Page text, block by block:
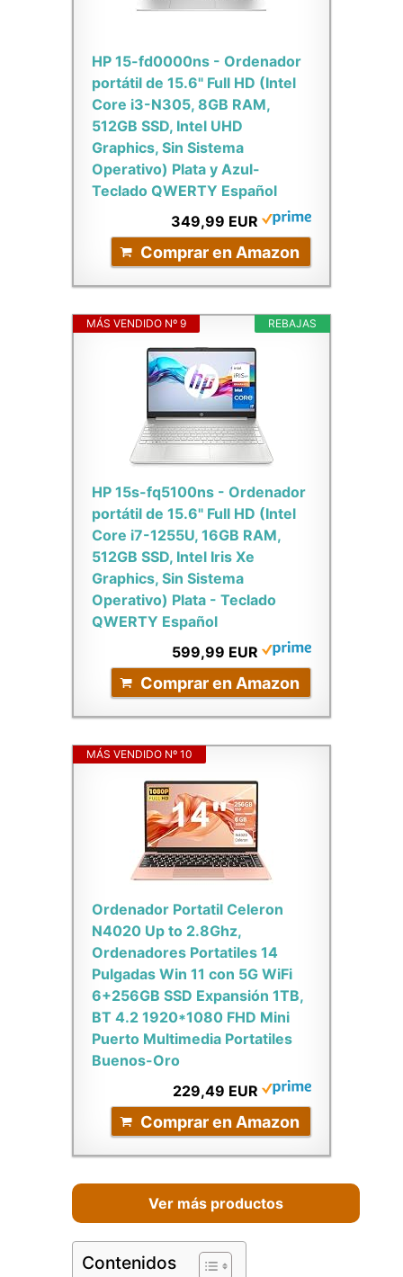
HP 15-fd0000ns - Ordenador
portátil de 15.6" Full HD (Intel
Core i3-N305, 8GB RAM,
512GB SSD, Intel UHD
Graphics, Sin Sistema
Operativo) Plata y Azul-
Teclado QWERTY Español
349,99 EUR
Comprar en Amazon
REBAJAS
MÁS VENDIDO Nº 9
HP 15s-fq5100ns - Ordenador
portátil de 15.6" Full HD (Intel
Core i7-1255U, 16GB RAM,
512GB SSD, Intel Iris Xe
Graphics, Sin Sistema
Operativo) Plata - Teclado
QWERTY Español
599,99 EUR
Comprar en Amazon
MÁS VENDIDO Nº 10
Ordenador Portatil Celeron
N4020 Up to 2.8Ghz,
Ordenadores Portatiles 14
Pulgadas Win 11 con 5G WiFi
6+256GB SSD Expansión 1TB,
BT 4.2 1920*1080 FHD Mini
Puerto Multimedia Portatiles
Buenos-Oro
229,49 EUR
Comprar en Amazon
Ver más productos
Contenidos